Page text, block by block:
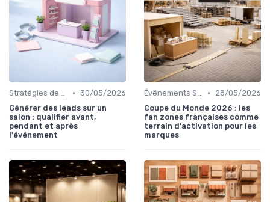
Stratégies de Marketing et Promotion B2C • 30/05/2026
Générer des leads sur un
salon : qualifier avant,
pendant et après
l'événement
Événements Sportifs et Compétitions •
28/05/2026
Coupe du Monde 2026 : les
fan zones françaises comme
terrain d'activation pour les
marques